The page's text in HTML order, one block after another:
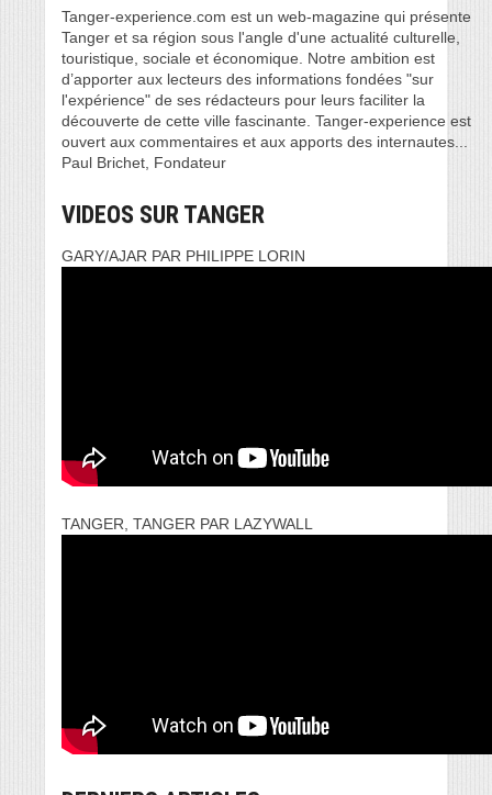
Tanger-experience.com est un web-magazine qui présente
Tanger et sa région sous l'angle d'une actualité culturelle,
touristique, sociale et économique. Notre ambition est
d’apporter aux lecteurs des informations fondées "sur
l'expérience" de ses rédacteurs pour leurs faciliter la
découverte de cette ville fascinante. Tanger-experience est
ouvert aux commentaires et aux apports des internautes...
Paul Brichet, Fondateur
VIDEOS SUR TANGER
GARY/AJAR PAR PHILIPPE LORIN
TANGER, TANGER PAR LAZYWALL